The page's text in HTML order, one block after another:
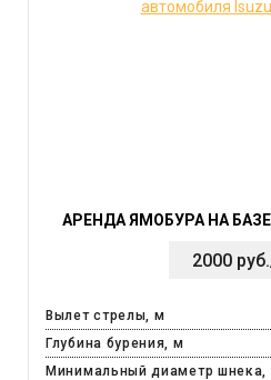
АРЕНДА ЯМОБУРА НА
2000
Вылет стрелы, м
Глубина бурения, м
Минимальный диаметр